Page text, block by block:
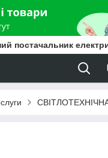
постачальник